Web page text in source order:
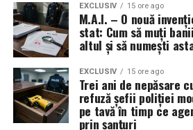
EXCLUSIV 15 ore ago
M.A.I. – O nouă
stat: Cum să muți
altul și să numești
EXCLUSIV 15 ore ago
Trei ani de nepăsare
refuză șefii poliției
pe tavă în timp ce
prin șanțuri